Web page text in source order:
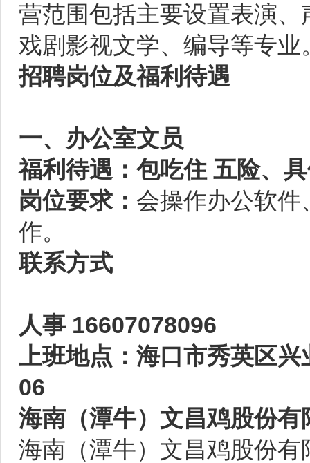
营范围包括主要设置表演
戏剧影视文学、编导等专业
招聘岗位及福利待遇
一、办公室文员
福利待遇：包吃住 五险、
岗位要求： 会操作办公软
作。
联系方式
人事 16607078096
上班地点：海口市秀英区兴
06
海南（潭牛）文昌鸡股份有
海南（潭牛）文昌鸡股份